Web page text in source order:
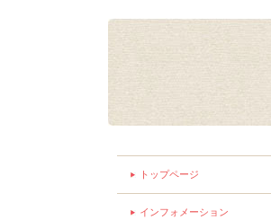
トップページ
インフォメーション